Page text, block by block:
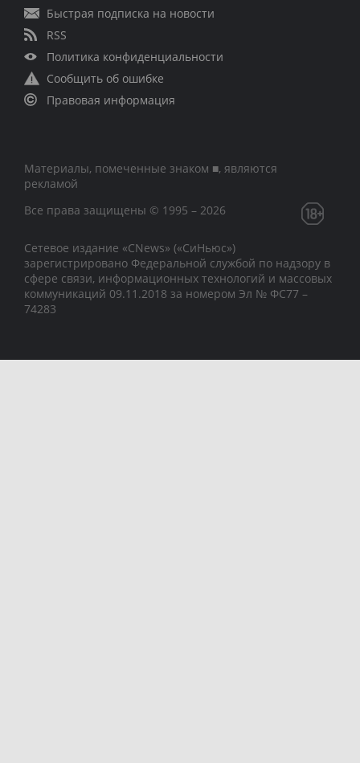
Быстрая подписка на новости
RSS
Политика конфиденциальности
Сообщить об ошибке
Правовая информация
Материалы, помеченные знаком ■, являются
рекламой
Все права защищены © 1995 – 2026
Сетевое издание «CNews» («СиНьюс»)
зарегистрировано Федеральной службой по надзору в
сфере связи, информационных технологий и массовых
коммуникаций 09.11.2018 за номером Эл № ФС77 –
74283